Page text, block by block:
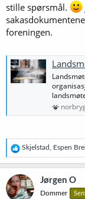
stille spørsmål.
foreningen.
R
e
a
k
s
j
Skjelstad Espen
Jørgen O
Dommer